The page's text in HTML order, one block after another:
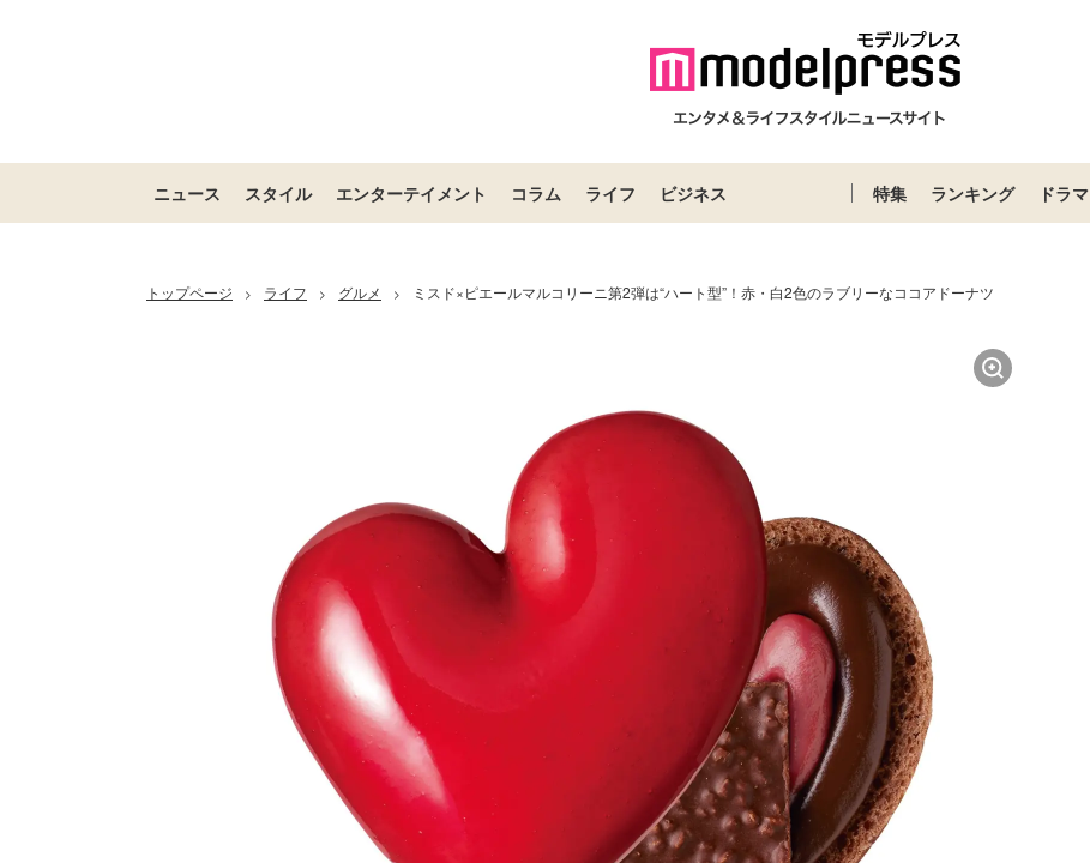
ニュース スタイル エンターテイメント コラム ライフ ビジネス 特集 ランキング ドラマ
トップページ > ライフ > グルメ > ミスド×ピエールマルコリーニ第2弾は“ハート型”！赤・白2色のラブリーなココアドーナツ